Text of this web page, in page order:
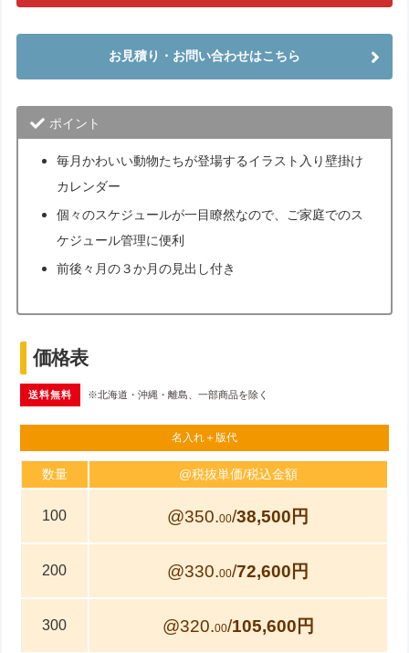
お見積り・お問い合わせはこちら
ポイント
毎月かわいい動物たちが登場するイラスト入り壁掛け
カレンダー
個々のスケジュールが一目瞭然なので、ご家庭でのス
ケジュール管理に便利
前後々月の３か月の見出し付き
価格表
送料無料 ※北海道・沖縄・離島、一部商品を除く
名入れ＋版代
数量 @税抜単価/税込金額
100 @350.00/38,500円
200 @330.00/72,600円
300 @320.00/105,600円